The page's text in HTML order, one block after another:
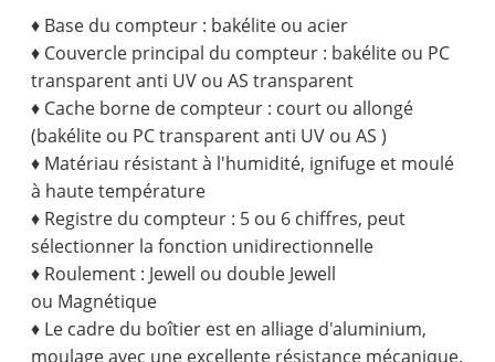
♦ Base du compteur : bakélite ou acier
♦ Couvercle principal du compteur : bakélite ou PC
transparent anti UV ou AS transparent
♦ Cache borne de compteur : court ou allongé
(bakélite ou PC transparent anti UV ou AS )
♦ Matériau résistant à l'humidité, ignifuge et moulé
à haute température
♦ Registre du compteur : 5 ou 6 chiffres, peut
sélectionner la fonction unidirectionnelle
♦ Roulement : Jewell ou double Jewell
ou Magnétique
♦ Le cadre du boîtier est en alliage d'aluminium,
moulage avec une excellente résistance mécanique,